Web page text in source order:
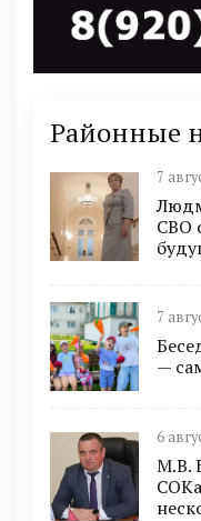
Районные
7
СВО
7
—
6
М.В.